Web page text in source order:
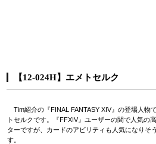
【12-024H】エメトセルク
Tim紹介の『FINAL FANTASY XIV』の登場人物
トセルクです。『FFXIV』ユーザーの間で人気の
ターですが、カードのアビリティも人気になりそ
す。